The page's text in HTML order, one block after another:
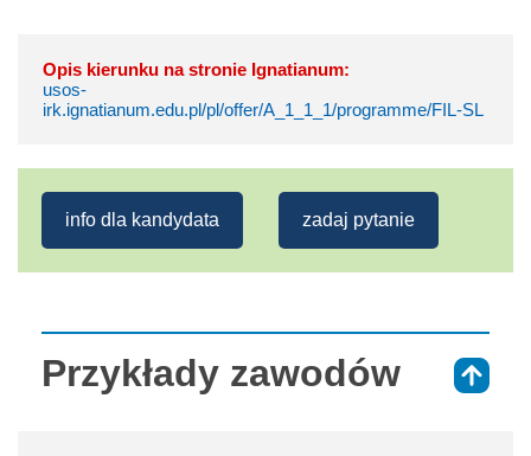
Opis kierunku na stronie Ignatianum:
usos-
irk.ignatianum.edu.pl/pl/offer/A_1_1_1/programme/FIL-SL
info dla kandydata zadaj pytanie
Przykłady zawodów